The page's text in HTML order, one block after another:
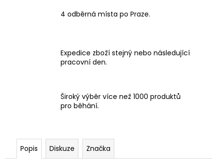
4 odběrná místa po Praze.
Expedice zboží stejný nebo následující
pracovní den.
Široký výběr více než 1000 produktů
pro běhání.
Popis Diskuze Značka